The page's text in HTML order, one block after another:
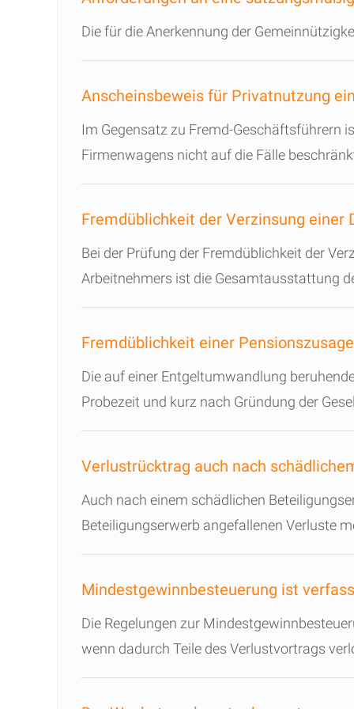
Die für die Anerkennung der
Anscheinsbeweis für Privatnutzung
Im Gegensatz zu Fremd-Geschäftsführern
Firmenwagens nicht auf die Fälle
Fremdüblichkeit der Verzinsung einer
Bei der Prüfung der Fremdüblichkeit der
Arbeitnehmers ist die Gesamtausstattung
Fremdüblichkeit einer
Die auf einer Entgeltumwandlung
Probezeit und kurz nach Gründung der
Verlustrücktrag auch nach
Auch nach einem schädlichen
Beteiligungserwerb angefallenen Verluste
Mindestgewinnbesteuerung ist
Die Regelungen zur
wenn dadurch Teile des Verlustvortrags